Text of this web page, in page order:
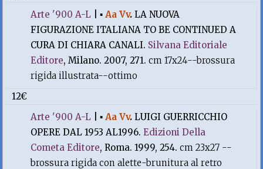
Arte '900 A-L |▪Aa Vv.LA NUOVA
FIGURAZIONE ITALIANA TO BE CONTINUED A
CURA DI CHIARA CANALI. Silvana Editoriale
Editore, Milano. 2007, 271.cm 17x24--brossura
rigida illustrata--ottimo
12€
Arte '900 A-L |▪Aa Vv.LUIGI GUERRICCHIO
OPERE DAL 1953 AL1996.Edizioni Della
Cometa Editore, Roma. 1999, 254.cm 23x27 --
brossura rigida con alette-brunitura al retro